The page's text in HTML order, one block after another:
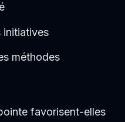
initiatives
méthodes
favorisent-elles